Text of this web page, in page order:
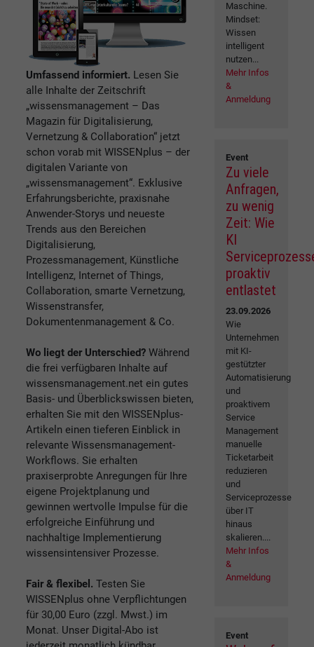
Umfassend informiert. Lesen Sie
alle Inhalte der Zeitschrift
„wissensmanagement – Das
Magazin für Digitalisierung,
Vernetzung & Collaboration“ jetzt
schon vorab mit WISSENplus – der
digitalen Variante von
„wissensmanagement“. Exklusive
Erfahrungsberichte, praxisnahe
Anwender-Storys und neueste
Trends aus den Bereichen
Digitalisierung,
Prozessmanagement, Künstliche
Intelligenz, Internet of Things,
Collaboration, smarte Vernetzung,
Wissenstransfer,
Dokumentenmanagement & Co.
Wo liegt der Unterschied? Während
die frei verfügbaren Inhalte auf
wissensmanagement.net ein gutes
Basis- und Überblickswissen bieten,
erhalten Sie mit den WISSENplus-
Artikeln einen tieferen Einblick in
relevante Wissensmanagement-
Workflows. Sie erhalten
praxiserprobte Anregungen für Ihre
eigene Projektplanung und
gewinnen wertvolle Impulse für die
erfolgreiche Einführung und
nachhaltige Implementierung
wissensintensiver Prozesse.
Fair & flexibel. Testen Sie
WISSENplus ohne Verpflichtungen
für 30,00 Euro (zzgl. Mwst.) im
Monat. Unser Digital-Abo ist
Maschine.
Mindset:
Wissen
intelligent
nutzen...
Mehr Infos
&
Anmeldung
Event
Zu viele
Anfragen,
zu wenig
Zeit: Wie
KI
proaktiv
entlastet
23.09.2026
Wie
Unternehmen
mit KI-
gestützter
Automatisierung
und
proaktivem
Service
Management
manuelle
Ticketarbeit
reduzieren
und
Serviceprozesse
über IT
hinaus
skalieren....
Mehr Infos
&
Anmeldung
Event